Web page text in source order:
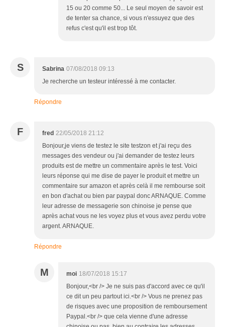
15 ou 20 comme 50... Le seul moyen de savoir est
de tenter sa chance, si vous n'essuyez que des
refus c'est qu'il est trop tôt.
S Sabrina 07/08/2018 09:13
Je recherche un testeur intéressé à me contacter.
Répondre
F fred 22/05/2018 21:12
Bonjour,je viens de testez le site testzon et j'ai reçu des
messages des vendeur ou j'ai demander de testez leurs
produits est de mettre un commentaire après le test. Voici
leurs réponse qui me dise de payer le produit et mettre un
commentaire sur amazon et après celà il me rembourse soit
en bon d'achat ou bien par paypal donc ARNAQUE. Comme
leur adresse de messagerie son chinoise je pense que
après achat vous ne les voyez plus et vous avez perdu votre
argent. ARNAQUE.
Répondre
M moi 18/07/2018 15:17
Bonjour,<br /> Je ne suis pas d'accord avec ce qu'il
ce dit un peu partout ici.<br /> Vous ne prenez pas
de risques avec une proposition de remboursement
Paypal.<br /> que cela vienne d'une adresse